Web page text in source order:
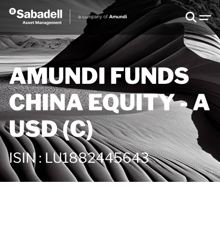
AMUNDI FUNDS
CHINA EQUITY - A
USD (C)
ISIN :LU1882445643